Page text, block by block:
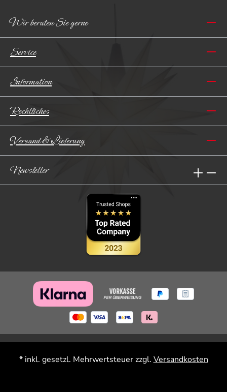
Wir beraten Sie gerne
Service
Information
Rechtliches
Versand & Lieferung
Newsletter
* inkl. gesetzl. Mehrwertsteuer zzgl. Versandkosten